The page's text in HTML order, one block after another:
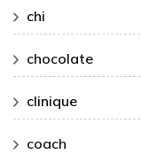
chi
chocolate
clinique
coach